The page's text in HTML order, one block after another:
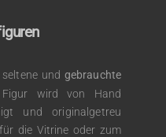
und gebrauchte
wird von Hand
und originalgetreu
die Vitrine oder zum